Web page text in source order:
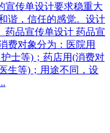
宣传单设计要求稳重大
谐，信任的感觉。设计
药品宣传单设计 药品宣
费对象分为：医院用
士等)；药店用(消费对
生等)；用途不同，设